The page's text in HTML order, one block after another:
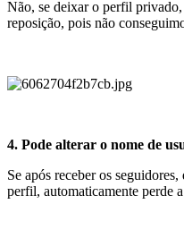
Não, se deixar o perfil
reposição, pois não
4. Pode alterar o nome de
Se após receber os
perfil, automaticamente perde